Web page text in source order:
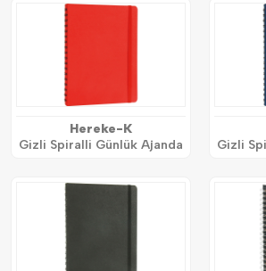
Hereke-K
Gizli Spiralli Günlük Ajanda
Gizli